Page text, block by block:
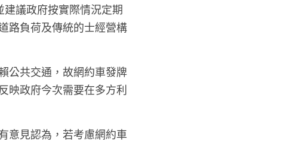
議政府按實際情況定期
路負荷及傳統的士經營構
公共交通，故網約車發牌
映政府今次需要在多方利
意見認為，若考慮網約車